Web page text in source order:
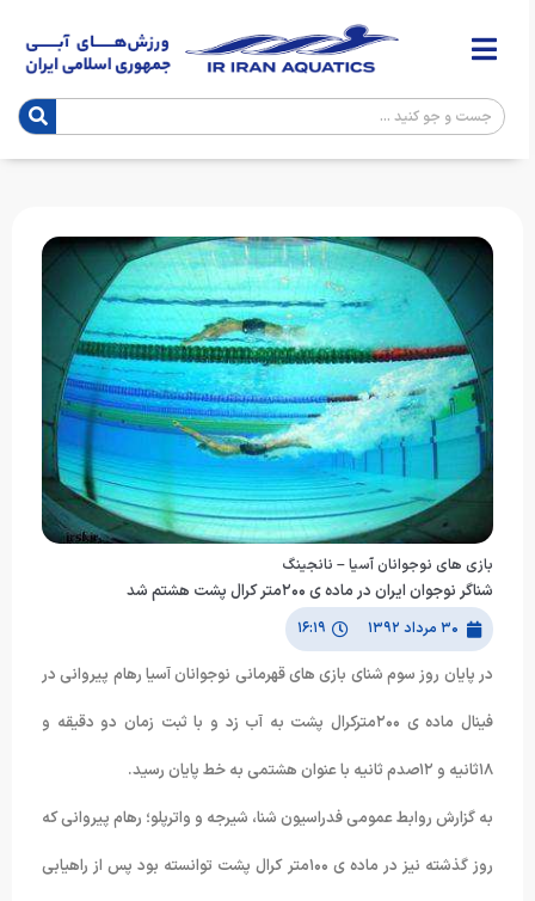
بازی های نوجوانان آسیا – نانجینگ
شناگر نوجوان ایران در ماده ی ٢۰۰متر کرال پشت هشتم شد
۳۰ مرداد ۱۳۹۲ ۱۶:۱۹
در پایان روز سوم شنای بازی های قهرمانی نوجوانان آسیا رهام پیروانی در
فینال ماده ی ٢۰۰مترکرال پشت به آب زد و با ثبت زمان دو دقیقه و
١٨ثانیه و ١٢صدم ثانیه با عنوان هشتمی به خط پایان رسید.
به گزارش روابط عمومی فدراسیون شنا، شیرجه و واترپلو؛ رهام پیروانی که
روز گذشته نیز در ماده ی ١۰۰متر کرال پشت توانسته بود پس از راهیابی